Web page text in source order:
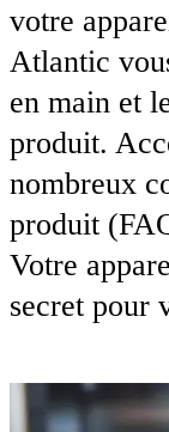
votre
Atlantic
en main et
produit.
nombreux
produit
Votre
secret pour